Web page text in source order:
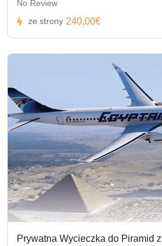
No Review
ze strony 240,00€
Prywatna Wycieczka do Piramid